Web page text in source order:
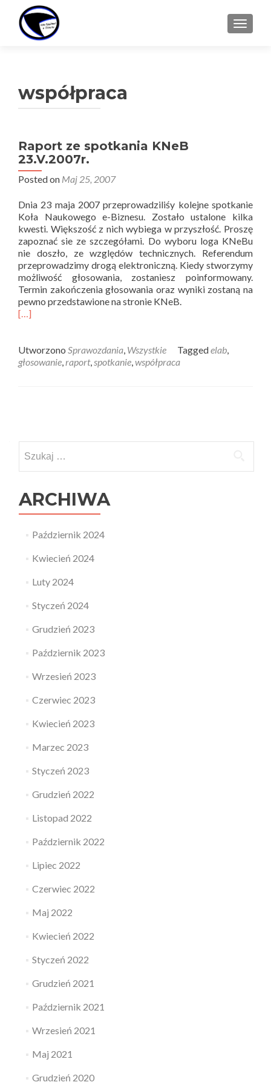
współpraca
Raport ze spotkania KNeB
23.V.2007r.
Posted on Maj 25, 2007
Dnia 23 maja 2007 przeprowadziliśy kolejne spotkanie
Koła Naukowego e-Biznesu. Zostało ustalone kilka
kwesti. Większość z nich wybiega w przyszłość. Proszę
zapoznać sie ze szczegółami. Do wyboru loga KNeBu
nie doszło, ze względów technicznych. Referendum
przeprowadzimy drogą elektroniczną. Kiedy stworzymy
możliwość głosowania, zostaniesz poinformowany.
Termin zakończenia głosowania oraz wyniki zostaną na
pewno przedstawione na stronie KNeB.
[…]
Utworzono Sprawozdania, Wszystkie Taggedelab,
głosowanie,raport,spotkanie,współpraca
navigation
ARCHIWA
Październik 2024
Kwiecień 2024
Luty 2024
Styczeń 2024
Grudzień 2023
Październik 2023
Wrzesień 2023
Czerwiec 2023
Kwiecień 2023
Marzec 2023
Styczeń 2023
Grudzień 2022
Listopad 2022
Październik 2022
Lipiec 2022
Czerwiec 2022
Maj 2022
Kwiecień 2022
Styczeń 2022
Grudzień 2021
Październik 2021
Wrzesień 2021
Maj 2021
Grudzień 2020